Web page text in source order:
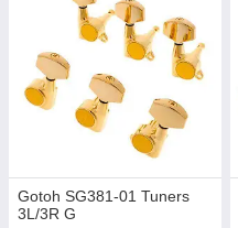
Gotoh SG381-01 Tuners
3L/3R G